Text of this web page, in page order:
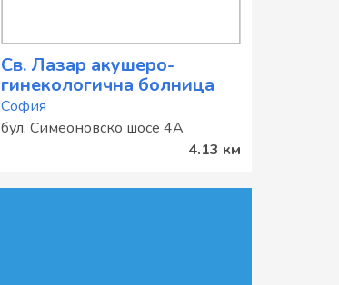
Св. Лазар акушеро-
гинекологична болница
София
бул. Симеоновско шосе 4А
4.13 км